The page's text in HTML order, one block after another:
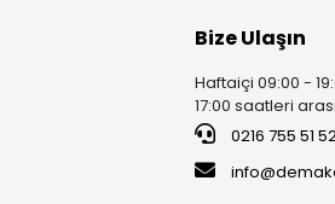
Bize Ulaşın
Haftaiçi 09:00 -
17:00 saatleri
0216 755 51